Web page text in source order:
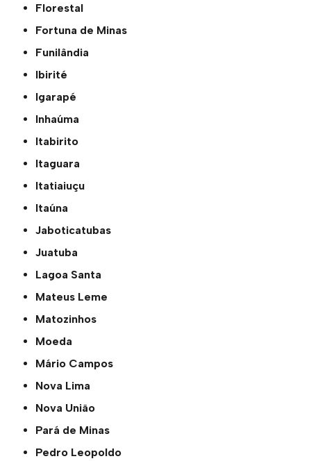
Florestal
Fortuna de Minas
Funilândia
Ibirité
Igarapé
Inhaúma
Itabirito
Itaguara
Itatiaiuçu
Itaúna
Jaboticatubas
Juatuba
Lagoa Santa
Mateus Leme
Matozinhos
Moeda
Mário Campos
Nova Lima
Nova União
Pará de Minas
Pedro Leopoldo